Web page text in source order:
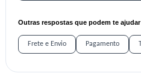
Outras respostas que podem te ajudar
Frete e Envio Pagamento